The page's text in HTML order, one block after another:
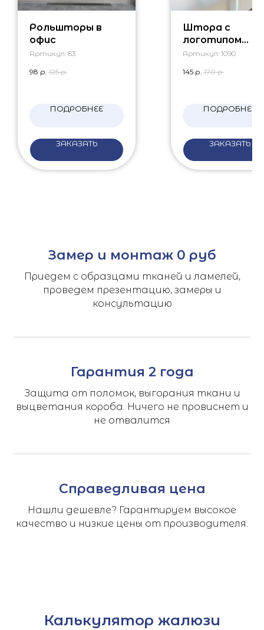
Рольшторы в
офис
Артикул: 83
98 р. 125 р.
ПОДРОБНЕЕ
ЗАКАЗАТЬ
Штора с
логотипом
компании
Артикул: 1090
145 р. 170 р.
ПОДРОБНЕЕ
ЗАКАЗАТЬ
Замер и монтаж 0 руб
Приедем с образцами тканей и ламелей,
проведем презентацию, замеры и
консультацию
Гарантия 2 года
Защита от поломок, выгорания ткани и
выцветания короба. Ничего не провиснет и
не отвалится
Справедливая цена
Нашли дешевле? Гарантируем высокое
качество и низкие цены от производителя.
Калькулятор жалюзи